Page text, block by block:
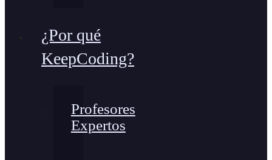
¿Por qué
KeepCoding?
Profesores
Expertos